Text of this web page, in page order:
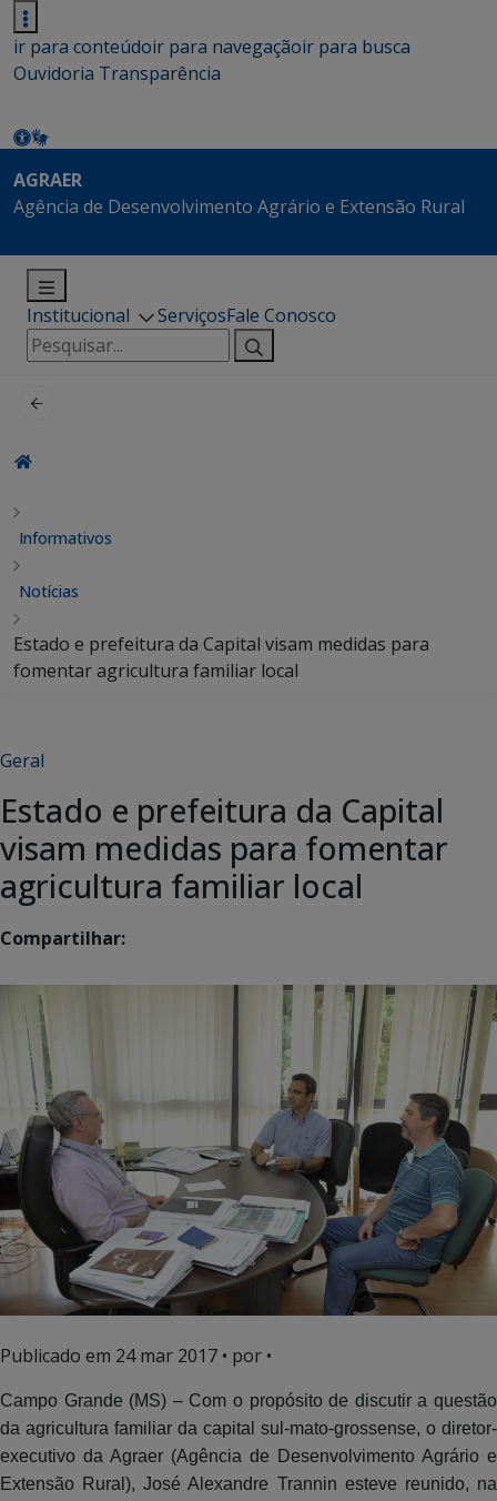
ir para conteúdoir para navegaçãoir para busca
Ouvidoria Transparência
AGRAER
Agência de Desenvolvimento Agrário e Extensão Rural
Institucional ServiçosFale Conosco
Pesquisar
por:
Informativos
Notícias
Estado e prefeitura da Capital visam medidas para
fomentar agricultura familiar local
Geral
Estado e prefeitura da Capital
visam medidas para fomentar
agricultura familiar local
Compartilhar:
Publicado em 24 mar 2017 • por •
Campo Grande (MS) – Com o propósito de discutir a questão
da agricultura familiar da capital sul-mato-grossense, o diretor-
executivo da Agraer (Agência de Desenvolvimento Agrário e
Extensão Rural), José Alexandre Trannin esteve reunido, na